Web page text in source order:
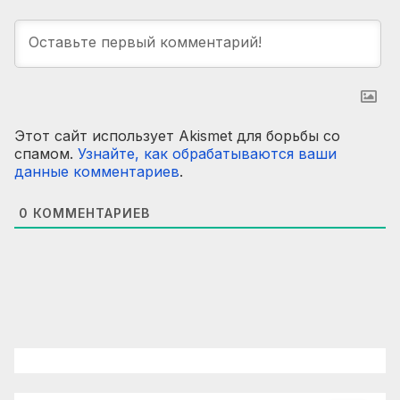
Этот сайт использует Akismet для борьбы со
спамом. Узнайте, как обрабатываются ваши
данные комментариев.
0 КОММЕНТАРИЕВ